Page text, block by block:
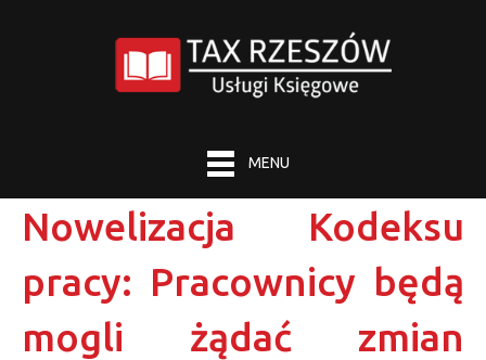
MENU
Nowelizacja Kodeksu
pracy: Pracownicy będą
mogli żądać zmian